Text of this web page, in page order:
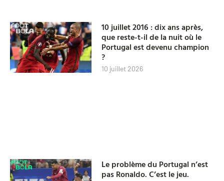
10 juillet 2016 : dix ans après,
que reste-t-il de la nuit où le
Portugal est devenu champion
?
10 juillet 2026
Le problème du Portugal n’est
pas Ronaldo. C’est le jeu.